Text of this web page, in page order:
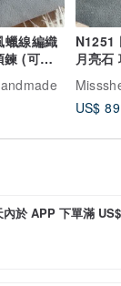
蠟線編織
鍊 (可調
N1251
月亮石
US$
於 APP 下單滿